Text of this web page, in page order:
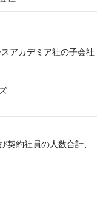
アカデミア社の子会社
契約社員の人数合計、